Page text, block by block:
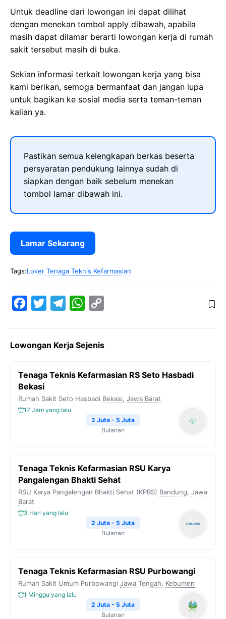
Untuk deadline dari lowongan ini dapat dilihat
dengan menekan tombol apply dibawah, apabila
masih dapat dilamar berarti lowongan kerja di rumah
sakit tersebut masih di buka.
Sekian informasi terkait lowongan kerja yang bisa
kami berikan, semoga bermanfaat dan jangan lupa
untuk bagikan ke sosial media serta teman-teman
kalian ya.
Pastikan semua kelengkapan berkas beserta
persyaratan pendukung lainnya sudah di
siapkan dengan baik sebelum menekan
tombol lamar dibawah ini.
Lamar Sekarang
Tags:Loker Tenaga Teknis Kefarmasian
e
o
k
t
e
e
r
a
m
W
t
A
p
y
i
n
Lowongan Kerja Sejenis
Tenaga Teknis Kefarmasian RS Seto Hasbadi
Bekasi
Rumah Sakit Seto Hasbadi Bekasi, Jawa Barat
17 Jam yang lalu
2 Juta - 5 Juta
Bulanan
Tenaga Teknis Kefarmasian RSU Karya
Pangalengan Bhakti Sehat
RSU Karya Pangalengan Bhakti Sehat (KPBS) Bandung, Jawa
Barat
3 Hari yang lalu
2 Juta - 5 Juta
Bulanan
Tenaga Teknis Kefarmasian RSU Purbowangi
Rumah Sakit Umum Purbowangi Jawa Tengah, Kebumen
1 Minggu yang lalu
2 Juta - 5 Juta
Bulanan